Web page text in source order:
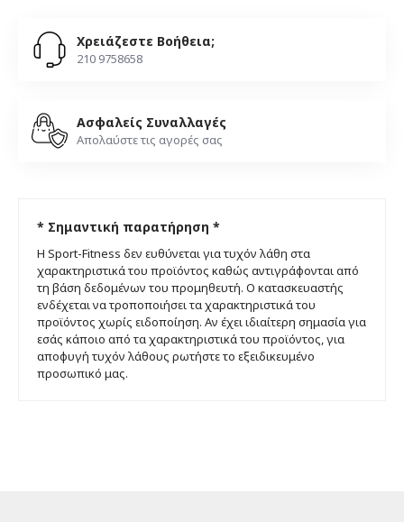
Χρειάζεστε Βοήθεια;
210 9758658
Ασφαλείς Συναλλαγές
Απολαύστε τις αγορές σας
* Σημαντική παρατήρηση *
Η Sport-Fitness δεν ευθύνεται για τυχόν λάθη στα
χαρακτηριστικά του προϊόντος καθώς αντιγράφονται από
τη βάση δεδομένων του προμηθευτή. Ο κατασκευαστής
ενδέχεται να τροποποιήσει τα χαρακτηριστικά του
προϊόντος χωρίς ειδοποίηση. Αν έχει ιδιαίτερη σημασία για
εσάς κάποιο από τα χαρακτηριστικά του προϊόντος, για
αποφυγή τυχόν λάθους ρωτήστε το εξειδικευμένο
προσωπικό μας.